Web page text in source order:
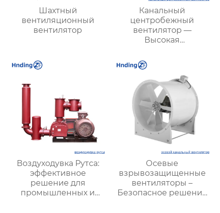
Шахтный
вентиляционный
вентилятор
Канальный
центробежный
вентилятор —
Высокая
надежность для
вентиляции вашего
бизнеса
Воздуходувка Рутса:
эффективное
решение для
промышленных и
Осевые
взрывозащищенные
вентиляторы –
Безопасное решение